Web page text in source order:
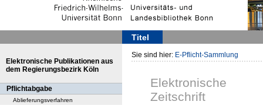
Titel
Elektronische Publikationen aus
dem Regierungsbezirk Köln
Pflichtabgabe
Ablieferungsverfahren
Sie sind hier: E-Pflicht-Sammlung
Elektronische
Zeitschrift